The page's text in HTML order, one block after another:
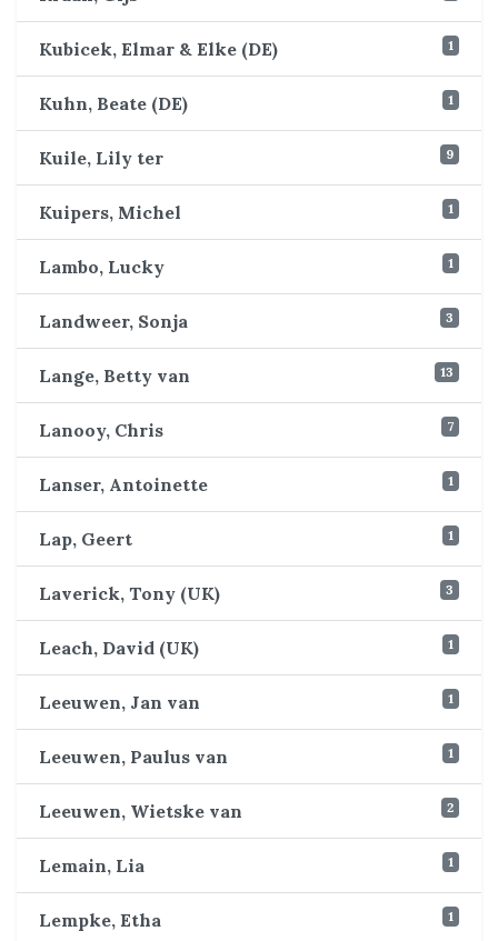
Kubicek, Elmar & Elke (DE) 1
Kuhn, Beate (DE) 1
Kuile, Lily ter 9
Kuipers, Michel 1
Lambo, Lucky 1
Landweer, Sonja 3
Lange, Betty van 13
Lanooy, Chris 7
Lanser, Antoinette 1
Lap, Geert 1
Laverick, Tony (UK) 3
Leach, David (UK) 1
Leeuwen, Jan van 1
Leeuwen, Paulus van 1
Leeuwen, Wietske van 2
Lemain, Lia 1
Lempke, Etha 1